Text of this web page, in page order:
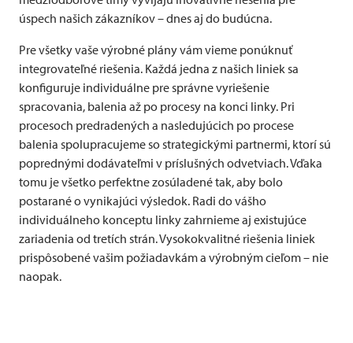
úspech našich zákazníkov – dnes aj do budúcna.
Pre všetky vaše výrobné plány vám vieme ponúknuť
integrovateľné riešenia. Každá jedna z našich liniek sa
konfiguruje individuálne pre správne vyriešenie
spracovania, balenia až po procesy na konci linky. Pri
procesoch predradených a nasledujúcich po procese
balenia spolupracujeme so strategickými partnermi, ktorí sú
poprednými dodávateľmi v príslušných odvetviach. Vďaka
tomu je všetko perfektne zosúladené tak, aby bolo
postarané o vynikajúci výsledok. Radi do vášho
individuálneho konceptu linky zahrnieme aj existujúce
zariadenia od tretích strán. Vysokokvalitné riešenia liniek
prispôsobené vašim požiadavkám a výrobným cieľom – nie
naopak.